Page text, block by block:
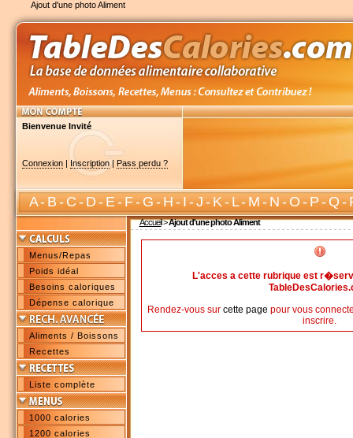
Ajout d'une photo Aliment
Bienvenue Invité
Connexion| Inscription| Pass perdu ?
A-B-C-D-E-F-G-H-I-J-K-L-M-N-O-P-Q-
Accueil>Ajout d'une photo Aliment
Menus/Repas
Poids idéal
Besoins caloriques
Dépense calorique
Aliments / Boissons
Recettes
Liste complète
1000 calories
1200 calories
L'acces a cette rubrique est
Rendez-vous sur cette page pour vous
inscrire.